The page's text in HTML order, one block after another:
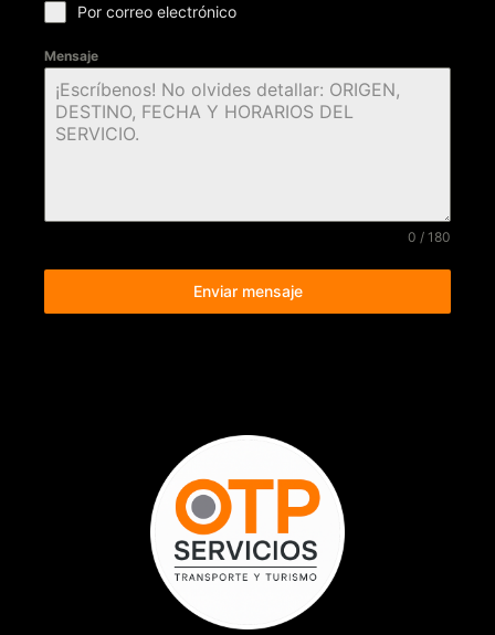
Por correo electrónico
Mensaje
0 / 180
Enviar mensaje